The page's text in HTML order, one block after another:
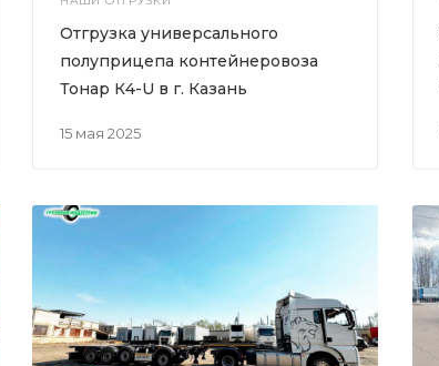
15 мая 2025
Отгрузка универсального
полуприцепа контейнеровоза
Тонар К4-U в г. Казань